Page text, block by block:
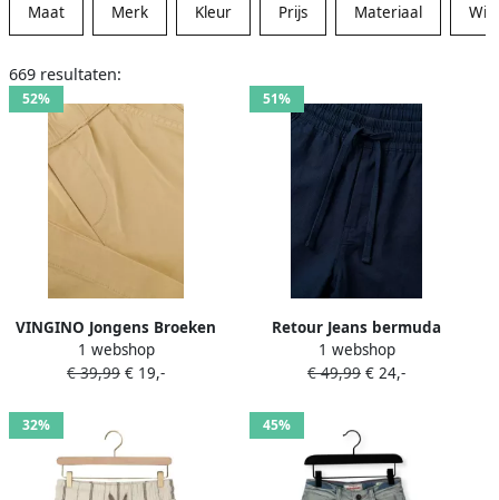
Maat Merk Kleur Prijs Materiaal
669 resultaten:
52%
VINGINO Jongens Broeken
Icon-bermuda Zand
1 webshop
€ 39,99 € 19,-
51%
Retour Jeans bermuda
shorts met linnen
donkerblauw
1 webshop
€ 49,99 € 24,-
32% 45%